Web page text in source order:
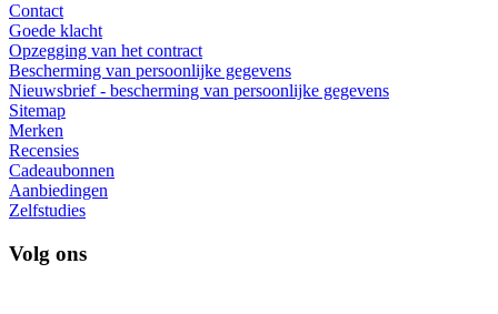
Contact
Goede klacht
Opzegging van het contract
Bescherming van persoonlijke gegevens
Nieuwsbrief - bescherming van persoonlijke gegevens
Sitemap
Merken
Recensies
Cadeaubonnen
Aanbiedingen
Zelfstudies
Volg ons